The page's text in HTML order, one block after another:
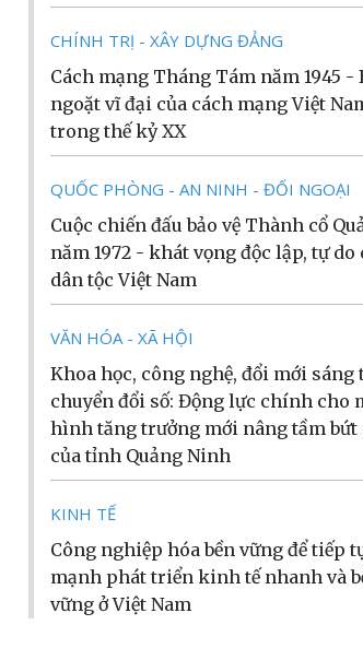
CHÍNH TRỊ - XÂY DỰNG ĐẢNG
Cách mạng Tháng Tám năm 1945 -
ngoặt vĩ đại của cách mạng Việt
trong thế kỷ XX
QUỐC PHÒNG - AN NINH - ĐỐI NGOẠI
Cuộc chiến đấu bảo vệ Thành cổ
năm 1972 - khát vọng độc lập, tự do
dân tộc Việt Nam
VĂN HÓA - XÃ HỘI
Khoa học, công nghệ, đổi mới sáng
chuyển đổi số: Động lực chính cho
hình tăng trưởng mới nâng tầm bứt
của tỉnh Quảng Ninh
KINH TẾ
Công nghiệp hóa bền vững để tiếp
mạnh phát triển kinh tế nhanh và
vững ở Việt Nam